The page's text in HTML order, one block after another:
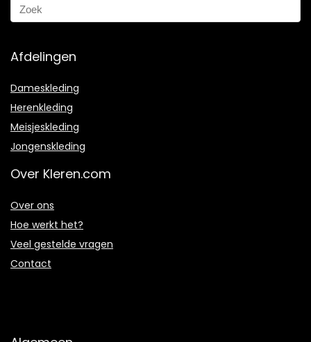
Afdelingen
Dameskleding
Herenkleding
Meisjeskleding
Jongenskleding
Over Kleren.com
Over ons
Hoe werkt het?
Veel gestelde vragen
Contact